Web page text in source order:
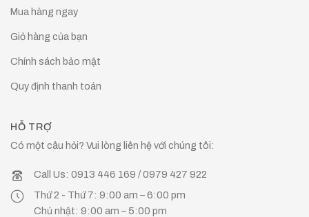
Mua hàng ngay
Giỏ hàng của bạn
Chính sách bảo mật
Quy định thanh toán
HỖ TRỢ
Có một câu hỏi? Vui lòng liên hệ với chúng tôi:
Call Us: 0913 446 169 / 0979 427 922
Thứ 2 - Thứ 7: 9:00 am – 6:00 pm
Chủ nhật: 9:00 am – 5:00 pm